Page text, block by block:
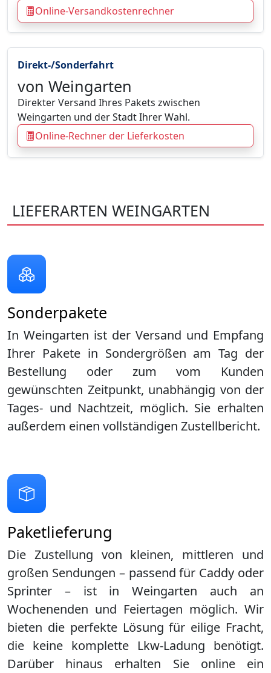
Direkt-/Sonderfahrt
von Weingarten
Direkter Versand Ihres Pakets zwischen
Weingarten und der Stadt Ihrer Wahl.
Online-Rechner der Lieferkosten
Online-Versandkostenrechner
LIEFERARTEN WEINGARTEN
Paketlieferung
Die Zustellung von kleinen, mittleren und
großen Sendungen – passend für Caddy oder
Sprinter – ist inWeingarten auch an
Wochenenden und Feiertagen möglich. Wir
bieten die perfekte Lösung für eilige Fracht,
die keine komplette Lkw-Ladung benötigt.
Darüber hinaus erhalten Sie online ein
Sonderpakete
In Weingarten ist der Versand und Empfang
Ihrer Pakete in Sondergrößen am Tag der
Bestellung oder zum vom Kunden
gewünschten Zeitpunkt, unabhängig von der
Tages- und Nachtzeit, möglich. Sie erhalten
außerdem einen vollständigen Zustellbericht.